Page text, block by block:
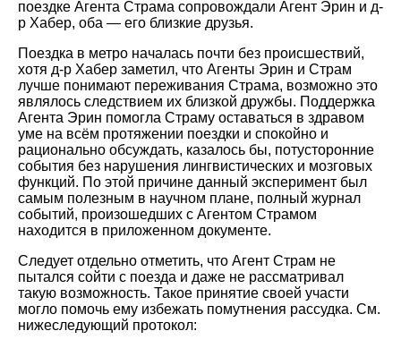
поездке Агента Страма сопровождали Агент Эрин и д-
р Хабер, оба — его близкие друзья.
Поездка в метро началась почти без происшествий,
хотя д-р Хабер заметил, что Агенты Эрин и Страм
лучше понимают переживания Страма, возможно это
являлось следствием их близкой дружбы. Поддержка
Агента Эрин помогла Страму оставаться в здравом
уме на всём протяжении поездки и спокойно и
рационально обсуждать, казалось бы, потусторонние
события без нарушения лингвистических и мозговых
функций. По этой причине данный эксперимент был
самым полезным в научном плане, полный журнал
событий, произошедших с Агентом Страмом
находится в приложенном документе.
Следует отдельно отметить, что Агент Страм не
пытался сойти с поезда и даже не рассматривал
такую возможность. Такое принятие своей участи
могло помочь ему избежать помутнения рассудка. См.
нижеследующий протокол: